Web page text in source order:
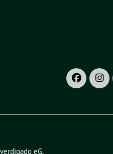
verdigado eG.